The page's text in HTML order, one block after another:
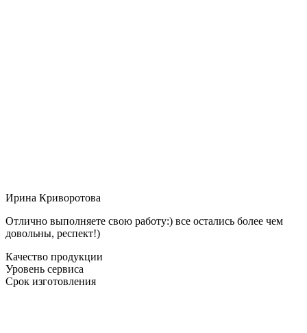
Ирина Криворотова
Отлично выполняете свою работу:) все остались более чем
довольны, респект!)
Качество продукции
Уровень сервиса
Срок изготовления